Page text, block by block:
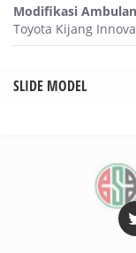
Modifikasi
Toyota Kijang Innova
SLIDE MODEL